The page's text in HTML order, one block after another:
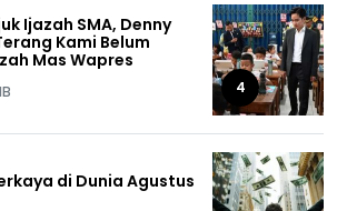
Ijazah SMA, Denny
Kami Belum
Mas Wapres
4
di Dunia Agustus